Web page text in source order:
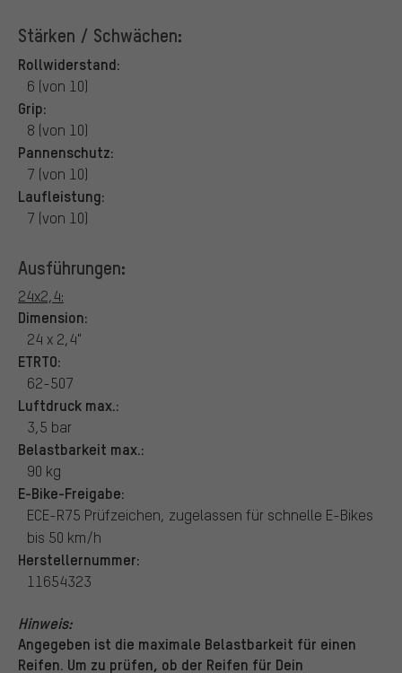
Stärken / Schwächen:
Rollwiderstand:
6 (von 10)
Grip:
8 (von 10)
Pannenschutz:
7 (von 10)
Laufleistung:
7 (von 10)
Ausführungen:
24x2,4:
Dimension:
24 x 2,4"
ETRTO:
62-507
Luftdruck max.:
3,5 bar
Belastbarkeit max.:
90 kg
E-Bike-Freigabe:
ECE-R75 Prüfzeichen, zugelassen für schnelle E-Bikes
bis 50 km/h
Herstellernummer:
11654323
Hinweis:
Angegeben ist die maximale Belastbarkeit für einen
Reifen. Um zu prüfen, ob der Reifen für Dein